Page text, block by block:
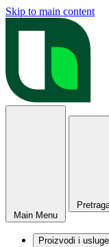
Skip to main content
Main Menu
Proizvodi i usluge